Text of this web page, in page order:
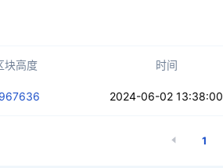
块高度 时间
2024-06-02 13:38:00
1